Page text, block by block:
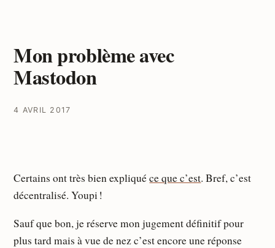
Mon problème avec
Mastodon
4 AVRIL 2017
Certains ont très bien expliquéce que c’est. Bref, c’est
décentralisé. Youpi !
Sauf que bon, je réserve mon jugement définitif pour
plus tard mais à vue de nez c’est encore une réponse